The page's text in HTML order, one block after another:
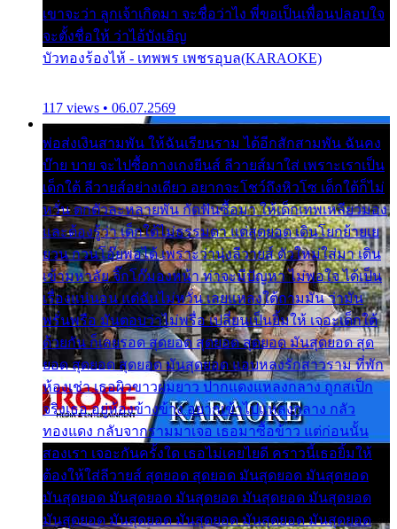
เขาจะว่า ลูกเจ้าเกิดมา จะชื่อว่าไง พี่ขอเป็นเพื่อนปลอบใจ
จะตั้งชื่อให้ ว่าไอ้บังเอิญ
บัวทองร้องไห้ - เทพพร เพชรอุบล(KARAOKE)
117 views • 06.07.2569
พ่อส่งเงินสามพัน ให้ฉันเรียนราม ได้อีกสักสามพัน ฉันคง
บ๊าย บาย จะไปซื้อกางเกงยีนส์ ลีวายส์มาใส่ เพราะเราเป็น
เด็กใต้ ลีวายส์อย่างเดียว อยากจะโชว์ถึงหิวโซ เด็กใต้ก็ไม่
หวั่น ตกตัวละหลายพัน กัดฟันซื้อมา ให้เด็กเทพเหลียวมอง
และต้องรู้ว่า เด็กใต้ไม่ธรรมดา แต่สุดยอด เดินโยกย้ายเย
ยวน กวนโอ๊ยพอได้ เพราะว่านุ่งลีวายส์ ตัวใหม่ใส่มา เดิน
เข้ามหาลัย จิ๊กโก๊มองหน้า ท่าจะมีปัญหา ไม่พอใจ ได้เป็น
เรื่องแน่นอน แต่ฉันไม่หวั่น เลยแหลงใต้ถามมัน ว่ามัน
พรั่นพรือ มันตอบว่าไม่พรื่อ เปลี่ยนเป็นยิ้มให้ เจอะเด็กใต้
ด้วยกัน ก็เลยรอด สุดยอด สุดยอด สุดยอด มันสุดยอด สุด
ยอด สุดยอด สุดยอด มันสุดยอด แอบหลงรักสาวราม ที่พัก
ห้องเช่า เธอผิวขาวผมยาว ปากแดงแหลงกลาง ถูกสเป็ก
จริงเธอ อยู่ห้องข้างข้าง อยากเข้าไปแหลงกลาง กลัว
ทองแดง กลับจากรามมาเจอ เธอมาซื้อข้าว แต่ก่อนนั้น
สองเรา เจอะกันครั้งใด เธอไม่เคยไยดี คราวนี้เธอยิ้มให้
ต้องให้ใส่ลีวายส์ สุดยอด สุดยอด มันสุดยอด มันสุดยอด
มันสุดยอด มันสุดยอด มันสุดยอด มันสุดยอด มันสุดยอด
มันสุดยอด มันสุดยอด มันสุดยอด มันสุดยอด มันสุดยอด